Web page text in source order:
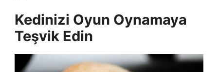
Kedinizi Oyun Oynamaya
Teşvik Edin